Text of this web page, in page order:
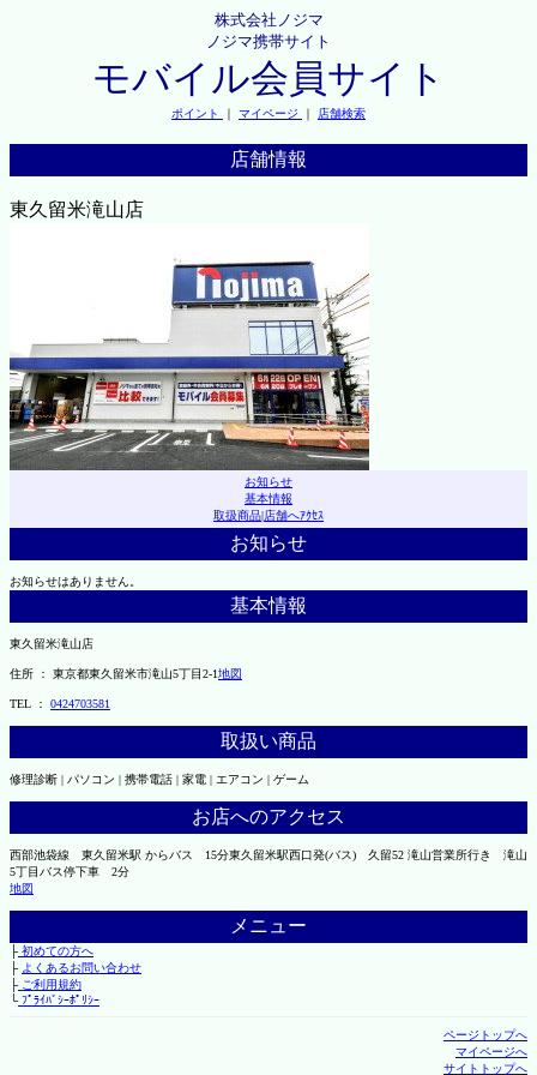
株式会社ノジマ
ノジマ携帯サイト
モバイル会員サイト
ポイント ｜ マイページ ｜ 店舗検索
店舗情報
東久留米滝山店
お知らせ
基本情報
取扱商品|店舗へｱｸｾｽ
お知らせ
お知らせはありません。
基本情報
東久留米滝山店
住所 ： 東京都東久留米市滝山5丁目2-1地図
TEL ： 0424703581
取扱い商品
修理診断 | パソコン | 携帯電話 | 家電 | エアコン | ゲーム
お店へのアクセス
西部池袋線 東久留米駅 からバス 15分東久留米駅西口発(バス) 久留52 滝山営業所行き 滝山
5丁目バス停下車 2分
地図
メニュー
├初めての方へ
├ よくあるお問い合わせ
├ご利用規約
└ﾌﾟﾗｲﾊﾞｼｰﾎﾟﾘｼｰ
ページトップへ
マイページへ
サイトトップへ